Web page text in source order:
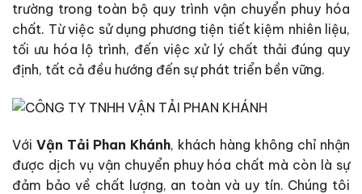
trường trong toàn bộ quy trình vận chuyển phuy hóa
chất. Từ việc sử dụng phương tiện tiết kiệm nhiên liệu,
tối ưu hóa lộ trình, đến việc xử lý chất thải đúng quy
định, tất cả đều hướng đến sự phát triển bền vững.
Với Vận Tải Phan Khánh, khách hàng không chỉ nhận
được dịch vụ vận chuyển phuy hóa chất mà còn là sự
đảm bảo về chất lượng, an toàn và uy tín. Chúng tôi